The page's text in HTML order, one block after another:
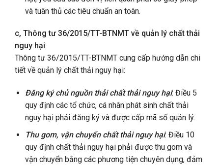
và tuân thủ các tiêu chuẩn an toàn.
c, Thông tư 36/2015/TT-BTNMT về quản lý chất thải
nguy hại
Thông tư 36/2015/TT-BTNMT cung cấp hướng dẫn chi
tiết về quản lý chất thải nguy hại:
Đăng ký chủ nguồn thải chất thải nguy hại: Điều 5
quy định các tổ chức, cá nhân phát sinh chất thải
nguy hại phải đăng ký và được cấp mã số quản lý.
Thu gom, vận chuyển chất thải nguy hại: Điều 10
quy định chất thải nguy hại phải được thu gom và
vận chuyển bằng các phương tiện chuyên dụng, đảm